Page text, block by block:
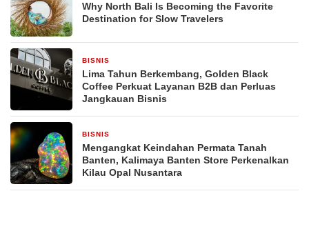
Why North Bali Is Becoming the Favorite
Destination for Slow Travelers
BISNIS
Lima Tahun Berkembang, Golden Black
Coffee Perkuat Layanan B2B dan Perluas
Jangkauan Bisnis
BISNIS
Mengangkat Keindahan Permata Tanah
Banten, Kalimaya Banten Store Perkenalkan
Kilau Opal Nusantara